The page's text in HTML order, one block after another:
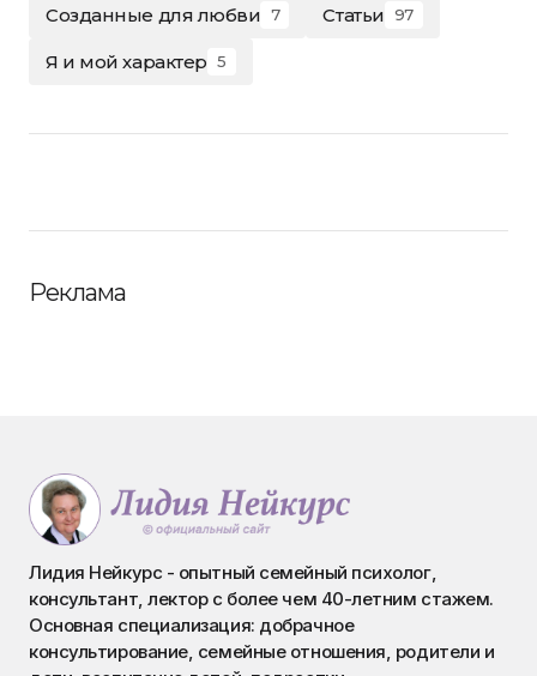
Созданные для любви 7 Статьи 97
Я и мой характер 5
Реклама
Лидия Нейкурс - опытный семейный психолог,
консультант, лектор с более чем 40-летним стажем.
Основная специализация: добрачное
консультирование, семейные отношения, родители и